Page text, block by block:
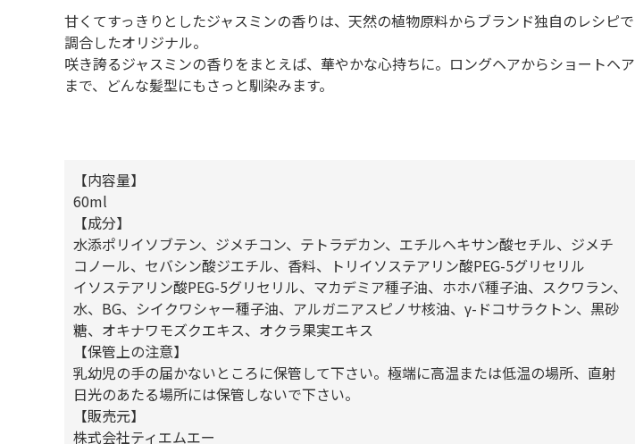
甘くてすっきりとしたジャスミンの香りは、天然の植物原料からブランド独自のレシピで
調合したオリジナル。
咲き誇るジャスミンの香りをまとえば、華やかな心持ちに。ロングヘアからショートヘア
まで、どんな髪型にもさっと馴染みます。
【内容量】
60ml
【成分】
水添ポリイソブテン、ジメチコン、テトラデカン、エチルヘキサン酸セチル、ジメチ
コノール、セバシン酸ジエチル、香料、トリイソステアリン酸PEG-5グリセリル
イソステアリン酸PEG-5グリセリル、マカデミア種子油、ホホバ種子油、スクワラン、
水、BG、シイクワシャー種子油、アルガニアスピノサ核油、γ-ドコサラクトン、黒砂
糖、オキナワモズクエキス、オクラ果実エキス
【保管上の注意】
乳幼児の手の届かないところに保管して下さい。極端に高温または低温の場所、直射
日光のあたる場所には保管しないで下さい。
【販売元】
株式会社ティエムエー